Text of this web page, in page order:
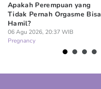
Apakah Perempuan yang
Tidak Pernah Orgasme Bisa
Hamil?
06 Agu 2026, 20:37 WIB
Pregnancy